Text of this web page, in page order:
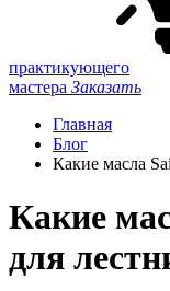
практикующего
мастера Заказать
Главная
Блог
Какие масла
Какие
для